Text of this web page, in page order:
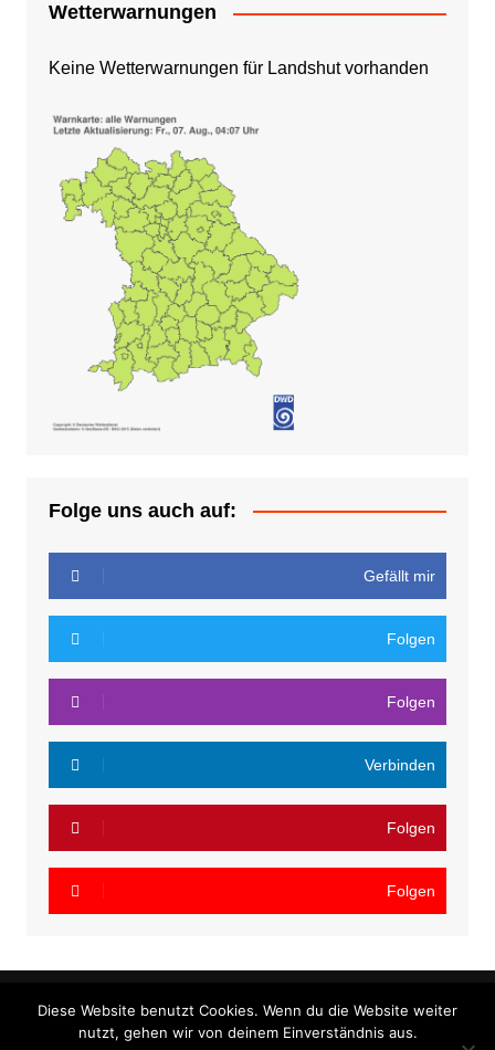
Wetterwarnungen
Keine Wetterwarnungen für Landshut vorhanden
Folge uns auch auf:
Gefällt mir
Folgen
Folgen
Verbinden
Folgen
Folgen
Cream Magazine vonThemebeez
Diese Website benutzt Cookies. Wenn du die Website weiter
nutzt, gehen wir von deinem Einverständnis aus.